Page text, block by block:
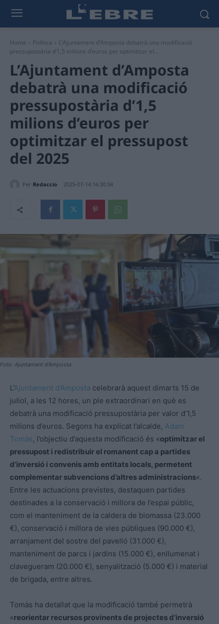
Home Política
L’Ajuntament d’Amposta debatrà una modificació
pressupostària d’1,5 milions d’euros per optimitzar el...
L’Ajuntament d’Amposta
debatrà una modificació
pressupostària d’1,5
milions d’euros per
optimitzar el pressupost
del 2025
Per Redaccio 2025-07-14 16:30:34
Foto: Ajuntament d'Amposta
L’Ajuntament d’Amposta celebrarà aquest dimarts 15 de
juliol, a les 12 hores, un ple extraordinari en què es
debatrà una modificació pressupostària per valor d’1,5
milions d’euros. Segons ha explicat l’alcalde, Adam
Tomàs, l’objectiu d’aquesta modificació és «optimitzar el
pressupost i redistribuir el romanent cap a partides
d’inversió i convenis amb entitats locals, permetent
complementar subvencions d’altres administracions«.
Entre les actuacions previstes, destaquen partides
destinades a la conservació i millora de l’espai públic,
com el manteniment de la caldera de biomassa (23.000
€), conservació i millora de vies públiques (90.000 €),
arranjament del sostre del pavelló (31.000 €),
manteniment de parcs i jardins (15.000 €), enllumenat i
clavegueram (20.000 €), senyalització (5.000 €) i material
de brigada, entre altres.
Tomàs ha detallat que la modificació també permetrà
«reorientar recursos provinents de projectes d’inversió